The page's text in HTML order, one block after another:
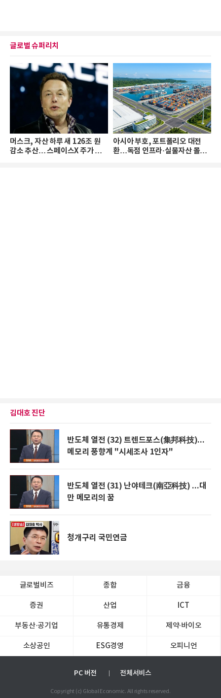
글로벌 슈퍼리치
머스크, 자산 하루 새 126조 원
감소 추산… 스페이스X 주가 하
아시아 부호, 포트폴리오 대전
환…독점 인프라·실물자산 몰린
김대호 진단
반도체 열전 (32) 트렌드포스(集邦科技)...
메모리 풍향계 "시세조사 1인자"
반도체 열전 (31) 난야테크(南亞科技) ...대
만 메모리의 꿈
청개구리 국민연금
글로벌비즈 종합 금융
증권 산업 ICT
부동산·공기업 유통경제 제약∙바이오
소상공인 ESG경영 오피니언
PC 버전 전체서비스
Copyright (c) Global Economic. All rights reserved.